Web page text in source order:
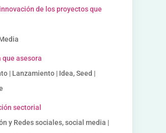
de los proyectos que
que asesora
| Lanzamiento | Idea, Seed |
sectorial
y Redes sociales, social media |